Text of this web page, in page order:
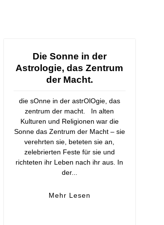
Die Sonne in der
Astrologie, das Zentrum
der Macht.
die sOnne in der astrOlOgie, das
zentrum der macht. In alten
Kulturen und Religionen war die
Sonne das Zentrum der Macht – sie
verehrten sie, beteten sie an,
zelebrierten Feste für sie und
richteten ihr Leben nach ihr aus. In
der...
Mehr Lesen